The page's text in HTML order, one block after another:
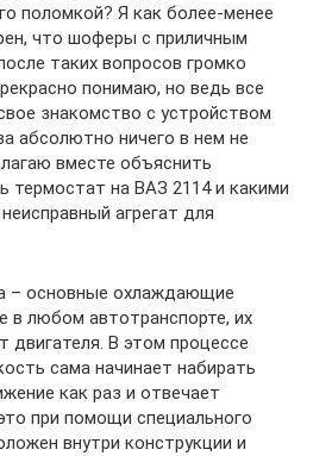
поломкой? Я как более-менее
что шоферы с приличным
таких вопросов громко
понимаю, но ведь все
знакомство с устройством
абсолютно ничего в нем не
вместе объяснить
термостат на ВАЗ 2114 и какими
агрегат для
– основные охлаждающие
в любом автотранспорте, их
двигателя. В этом процессе
сама начинает набирать
как раз и отвечает
при помощи специального
внутри конструкции и